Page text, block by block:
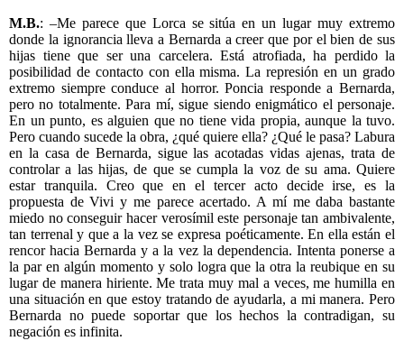
M.B.: –Me parece que Lorca se sitúa en un lugar muy extremo
donde la ignorancia lleva a Bernarda a creer que por el bien de sus
hijas tiene que ser una carcelera. Está atrofiada, ha perdido la
posibilidad de contacto con ella misma. La represión en un grado
extremo siempre conduce al horror. Poncia responde a Bernarda,
pero no totalmente. Para mí, sigue siendo enigmático el personaje.
En un punto, es alguien que no tiene vida propia, aunque la tuvo.
Pero cuando sucede la obra, ¿qué quiere ella? ¿Qué le pasa? Labura
en la casa de Bernarda, sigue las acotadas vidas ajenas, trata de
controlar a las hijas, de que se cumpla la voz de su ama. Quiere
estar tranquila. Creo que en el tercer acto decide irse, es la
propuesta de Vivi y me parece acertado. A mí me daba bastante
miedo no conseguir hacer verosímil este personaje tan ambivalente,
tan terrenal y que a la vez se expresa poéticamente. En ella están el
rencor hacia Bernarda y a la vez la dependencia. Intenta ponerse a
la par en algún momento y solo logra que la otra la reubique en su
lugar de manera hiriente. Me trata muy mal a veces, me humilla en
una situación en que estoy tratando de ayudarla, a mi manera. Pero
Bernarda no puede soportar que los hechos la contradigan, su
negación es infinita.